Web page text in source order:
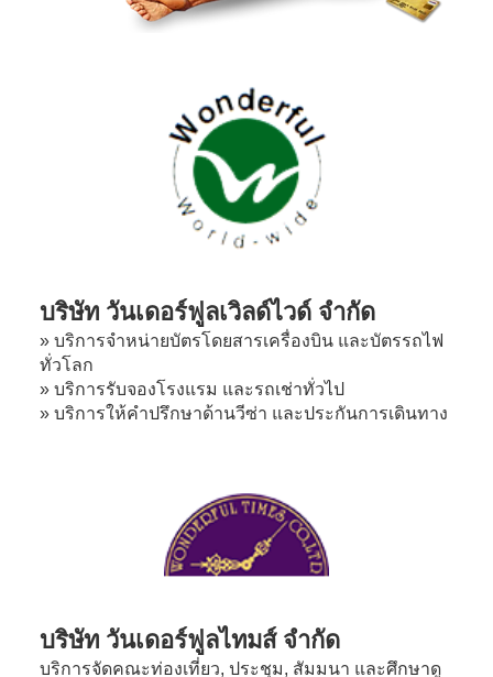
บริษัท วันเดอร์ฟูลเวิลด์ไวด์ จำกัด
» บริการจำหน่ายบัตรโดยสารเครื่องบิน และบัตรรถไฟ
ทั่วโลก
» บริการรับจองโรงแรม และรถเช่าทั่วไป
» บริการให้คำปรึกษาด้านวีซ่า และประกันการเดินทาง
บริษัท วันเดอร์ฟูลไทมส์ จำกัด
บริการจัดคณะท่องเที่ยว, ประชุม, สัมมนา และศึกษาดู